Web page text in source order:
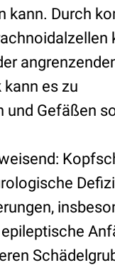
kann. Durch
es zu
und Gefäßen